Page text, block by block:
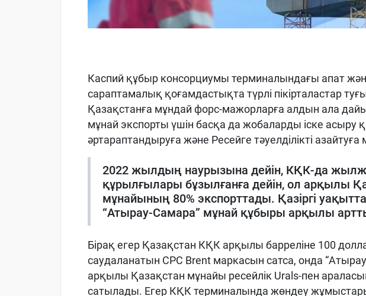
Каспий құбыр консорциумы терминалындағы апат
сараптамалық қоғамдастықта түрлі пікірталастар
Қазақстанға мұндай форс-мажорларға алдын ала
мұнай экспорты үшін басқа да жобаларды іске асыру
әртараптандыруға және Ресейге тәуелділікті азайтуға
2022 жылдың наурызына дейін, КҚК-да
құрылғылары бұзылғанға дейін, ол арқылы
мұнайының 80% экспорттады. Қазіргі
“Атырау-Самара” мұнай құбыры арқылы
Бірақ егер Қазақстан КҚК арқылы барреліне 100
саудаланатын CPC Brent маркасын сатса, онда
арқылы Қазақстан мұнайы ресейлік Urals-пен
сатылады. Егер КҚК терминалында жөндеу